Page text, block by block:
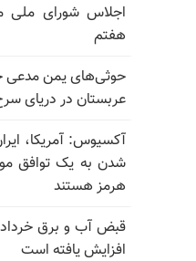
اجلاس شورای ملی
هفتم
حوثی‌های یمن مدعی
عربستان در دریای
آکسیوس: آمریکا،
شدن به یک توافق
هرمز هستند
افزایش یافته است